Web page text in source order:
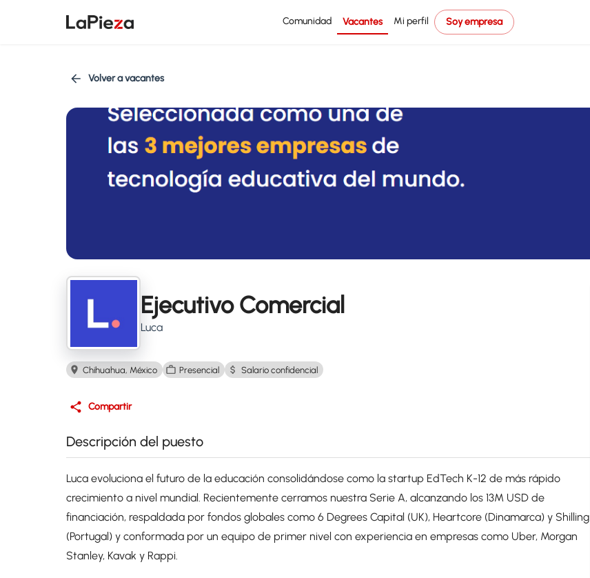
Comunidad Vacantes Mi perfil Soy empresa
Volver a vacantes
Ejecutivo Comercial
Luca
Chihuahua, México Presencial Salario confidencial
Compartir
Descripción del puesto
Luca evoluciona el futuro de la educación consolidándose como la startup EdTech K-12 de más rápido
crecimiento a nivel mundial. Recientemente cerramos nuestra Serie A, alcanzando los 13M USD de
financiación, respaldada por fondos globales como 6 Degrees Capital (UK), Heartcore (Dinamarca) y Shilling
(Portugal) y conformada por un equipo de primer nivel con experiencia en empresas como Uber, Morgan
Stanley, Kavak y Rappi.